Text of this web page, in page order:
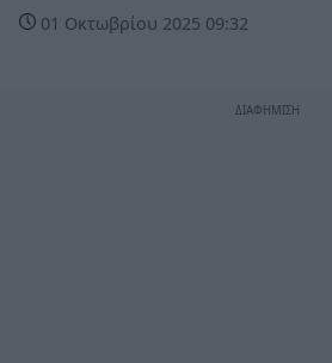
01 Οκτωβρίου 2025 09:32